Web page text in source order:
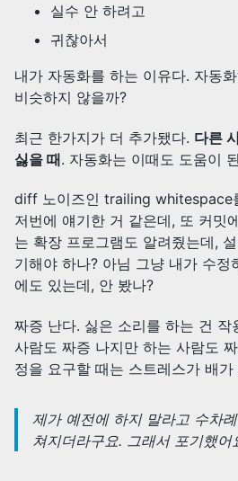
실수 안 하려고
귀찮아서
내가 자동화를 하는 이유다. 자동
비슷하지 않을까?
최근 한가지가 더 추가됐다. 다른
싫을 때. 자동화는 이때도 도움이
diff 노이즈인 trailing whitespace
저번에 얘기한 거 같은데, 또 커밋
는 확장 프로그램도 알려줬는데,
기해야 하나? 아님 그냥 내가 수정
에도 있는데, 안 봤나?
짜증 난다. 싫은 소리를 하는 건 작
사람도 짜증 나지만 하는 사람도
정을 요구할 때는 스트레스가 배가
제가 예전에 하지 말라고 수차
쳐지더라구요. 그래서 포기했어